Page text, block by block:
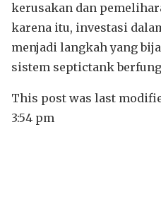
kerusakan dan
karena itu, investasi
menjadi langkah yang
sistem septictank
This post was last
3:54 pm